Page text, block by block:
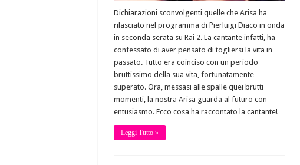
Dichiarazioni sconvolgenti quelle che Arisa ha
rilasciato nel programma di Pierluigi Diaco in onda
in seconda serata su Rai 2. La cantante infatti, ha
confessato di aver pensato di togliersi la vita in
passato. Tutto era coinciso con un periodo
bruttissimo della sua vita, fortunatamente
superato. Ora, messasi alle spalle quei brutti
momenti, la nostra Arisa guarda al futuro con
entusiasmo. Ecco cosa ha raccontato la cantante!
Leggi Tutto »